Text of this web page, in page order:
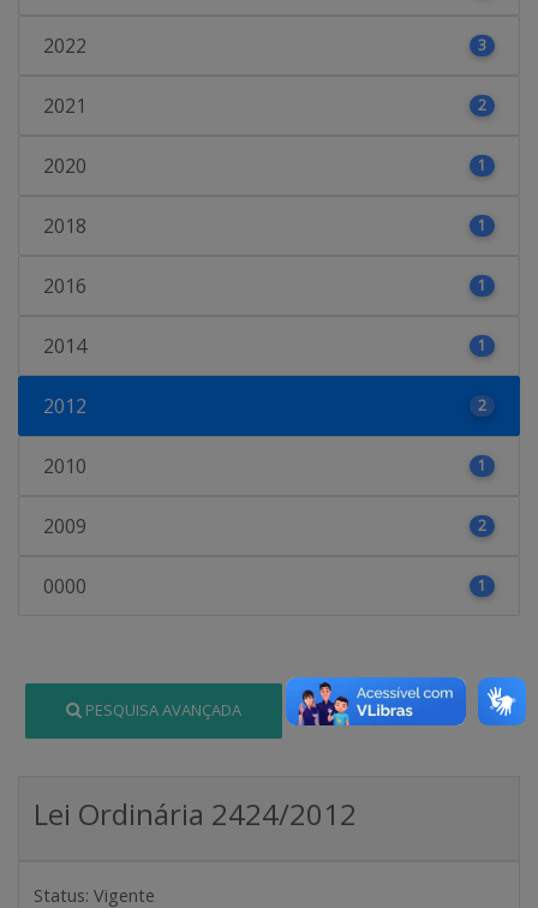
2022 3
2021 2
2020 1
2018 1
2016 1
2014 1
2012 2
2010 1
2009 2
0000 1
PESQUISA AVANÇADA
Lei Ordinária 2424/2012
Status: Vigente